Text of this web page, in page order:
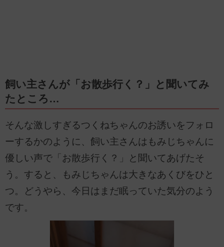
飼い主さんが「お散歩行く？」と聞いてみ
たところ…
そんな激しすぎるつくねちゃんのお誘いをフォロ
ーするかのように、飼い主さんはもみじちゃんに
優しい声で「お散歩行く？」と聞いてあげたそ
う。すると、もみじちゃんは大きなあくびをひと
つ。どうやら、今日はまだ眠っていた気分のよう
です。